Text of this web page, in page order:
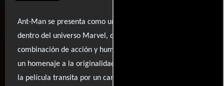
Ant-Man se presenta como una propuesta refrescante
dentro del universo Marvel, destacando por su
combinación de acción y humor. Aunque el clímax final es
un homenaje a la originalidad que el género necesitaba,
la película transita por un camino conservador que no se